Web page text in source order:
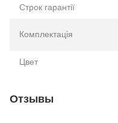
Строк гарантії
Комплектація
Цвет
Отзывы